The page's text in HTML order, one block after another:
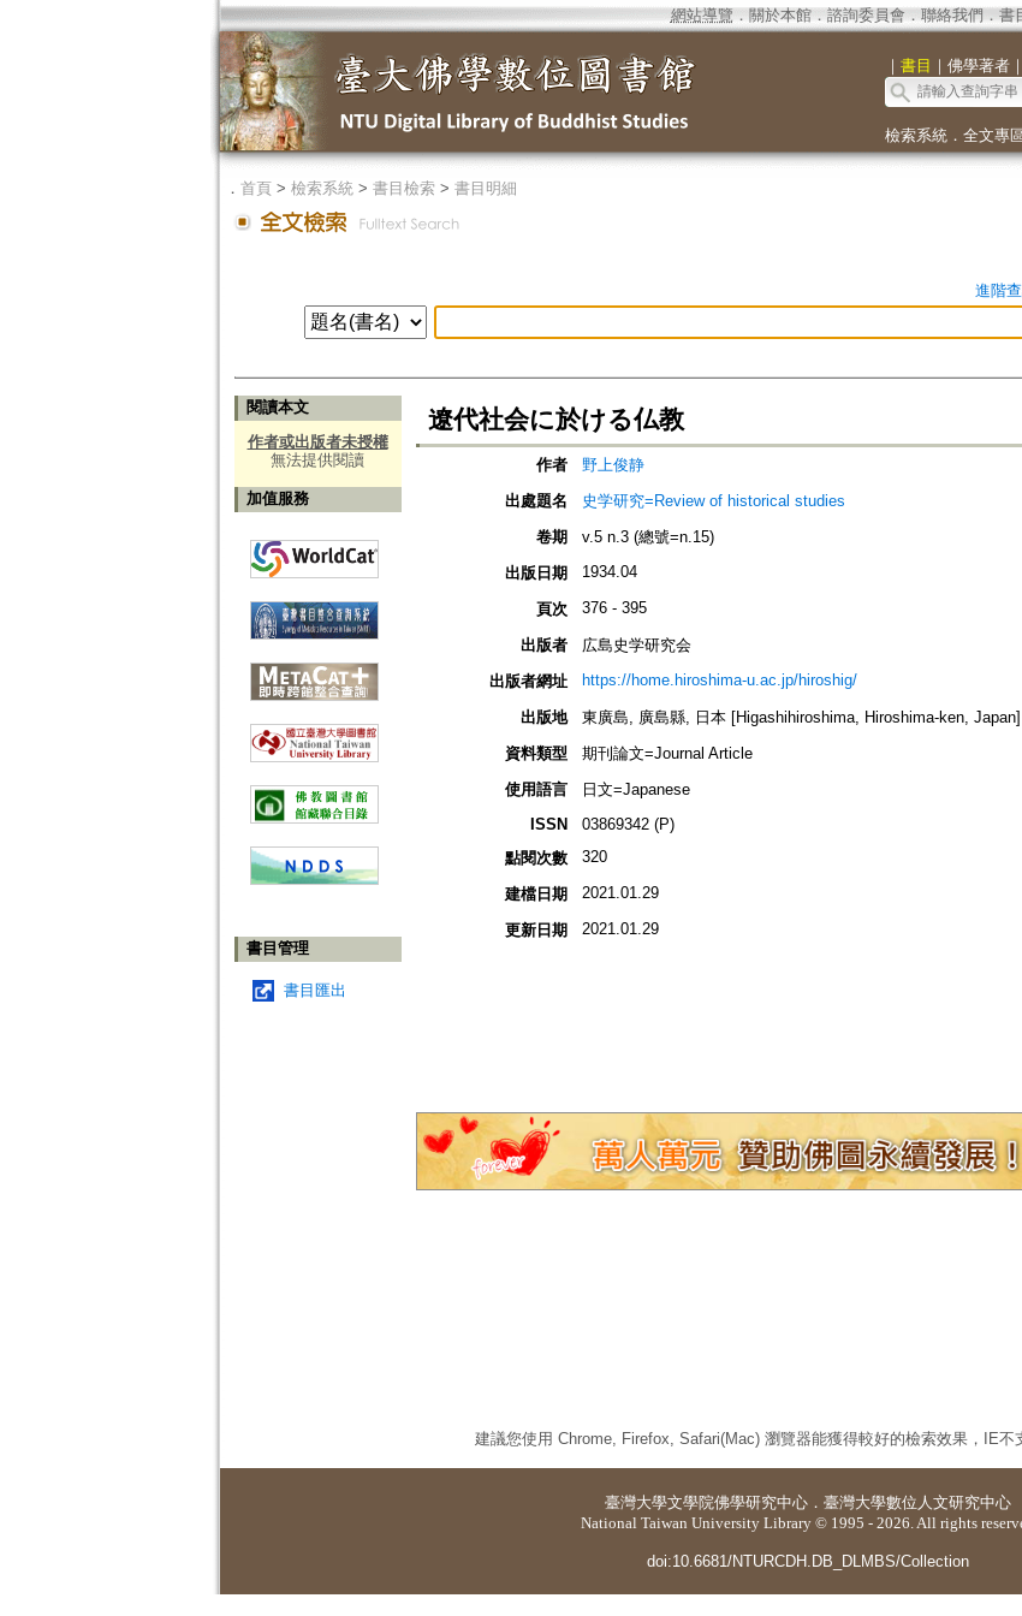
網站導覽 ． 關於本館． 諮詢委員會． 聯絡我們 ． 書
｜ 書目 ｜ 佛學著者｜
檢索系統． 全文專
． 首頁> 檢索系統> 書目檢索> 書目明細
進階
閱讀本文
作者或出版者未授權
無法提供閱讀
加值服務
書目管理
書目匯出
遼代社会に於ける仏教
作者
野上俊静
出處題名
史学研究=Review of historical studies
卷期
v.5 n.3 (總號=n.15)
出版日期
1934.04
頁次 376 - 395
出版者
広島史学研究会
出版者網址
https://home.hiroshima-u.ac.jp/hiroshig/
出版地
東廣島, 廣島縣, 日本 [Higashihiroshima, Hiroshima-ken, Japan]
資料類型
期刊論文=Journal Article
使用語言
日文=Japanese
ISSN
03869342 (P)
點閱次數
320
建檔日期 2021.01.29
更新日期 2021.01.29
建議您使用 Chrome, Firefox, Safari(Mac) 瀏覽器能獲得較好的檢索效果，IE不
臺灣大學文學院佛學研究中心 ． 臺灣大學數位人文研究中心
National Taiwan University Library © 1995 - 2026. All rights
doi:10.6681/NTURCDH.DB_DLMBS/Collection